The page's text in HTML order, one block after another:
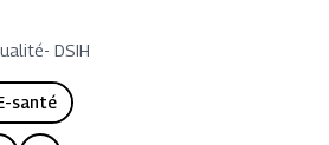
- DSIH
santé